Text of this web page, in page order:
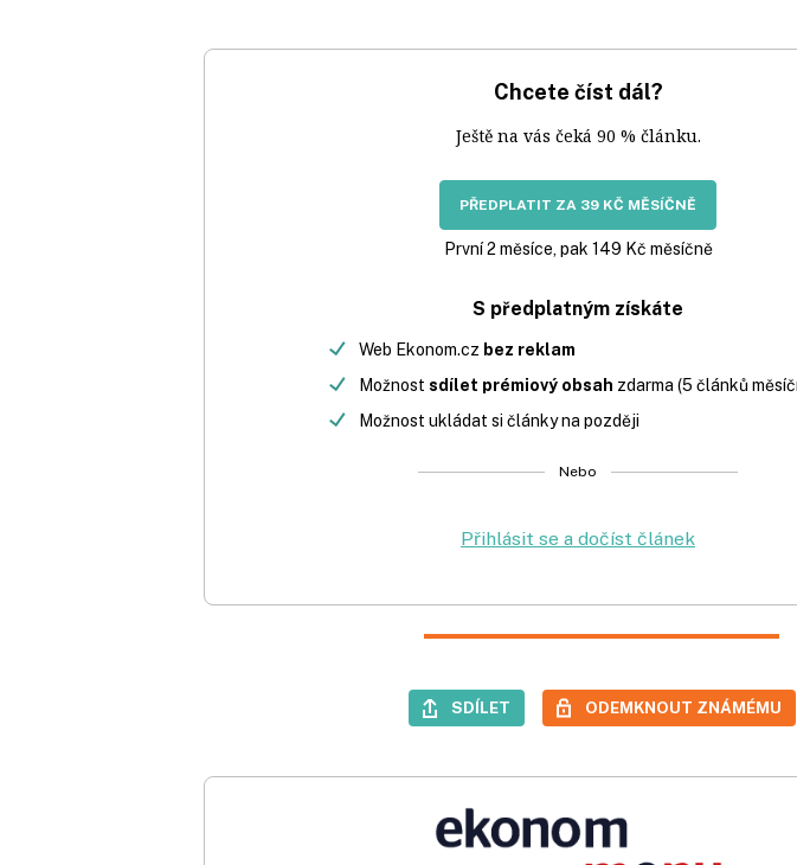
Chcete číst dál?
Ještě na vás čeká 90 % článku.
PŘEDPLATIT ZA 39 KČ MĚSÍČNĚ
První 2 měsíce, pak 149 Kč měsíčně
S předplatným získáte
Web Ekonom.cz bez reklam
Možnost sdílet prémiový obsah zdarma (5 článků
Možnost ukládat si články na později
Nebo
Přihlásit se a dočíst článek
SDÍLET ODEMKNOUT ZNÁMÉMU